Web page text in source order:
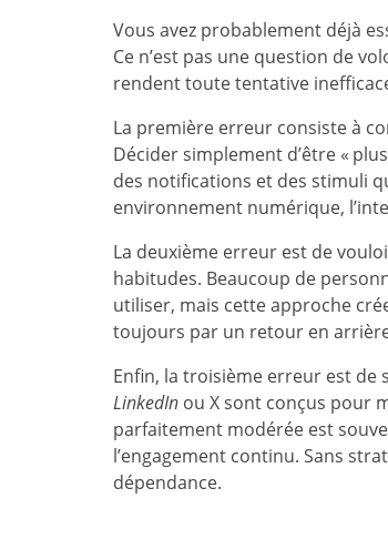
Vous avez probablement déjà
Ce n’est pas une question de
rendent toute tentative
La première erreur consiste à
Décider simplement d’être «
des notifications et des stimuli
environnement numérique,
La deuxième erreur est de
habitudes. Beaucoup de
utiliser, mais cette approche
toujours par un retour en
Enfin, la troisième erreur est de
LinkedIn ou X sont conçus pour
parfaitement modérée est
l’engagement continu. Sans
dépendance.